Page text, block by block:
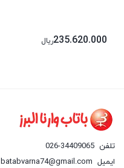
235.620.000ریال
تلفن 026-34409065
ایمیل batabvarna74@gmail.com